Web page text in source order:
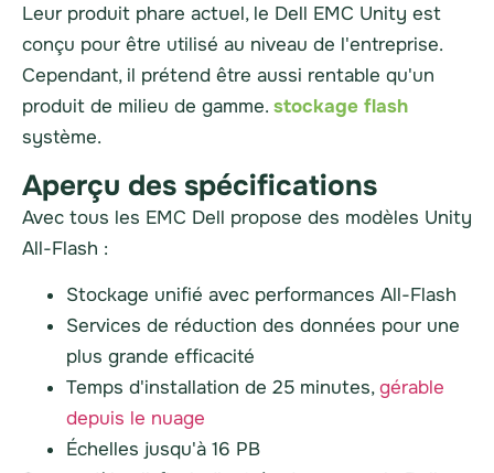
Leur produit phare actuel, le Dell EMC Unity est
conçu pour être utilisé au niveau de l'entreprise.
Cependant, il prétend être aussi rentable qu'un
produit de milieu de gamme. stockage flash
système.
Aperçu des spécifications
Avec tous les EMC Dell propose des modèles Unity
All-Flash :
Stockage unifié avec performances All-Flash
Services de réduction des données pour une
plus grande efficacité
Temps d'installation de 25 minutes,gérable
depuis le nuage
Échelles jusqu'à 16 PB